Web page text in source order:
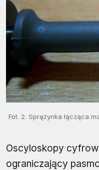
Fot. 2. Sprężynka łącząca
Oscyloskopy
ograniczający